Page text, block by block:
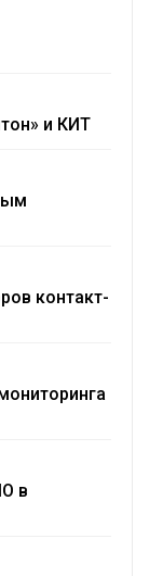
и КИТ
контакт-
в